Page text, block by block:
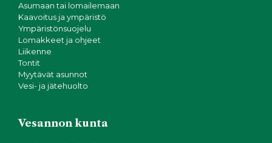
Asumaan tai lomailemaan
Kaavoitus ja ympäristö
Ympäristönsuojelu
Lomakkeet ja ohjeet
Liikenne
Tontit
Myytävät asunnot
Vesi- ja jätehuolto
Vesannon kunta